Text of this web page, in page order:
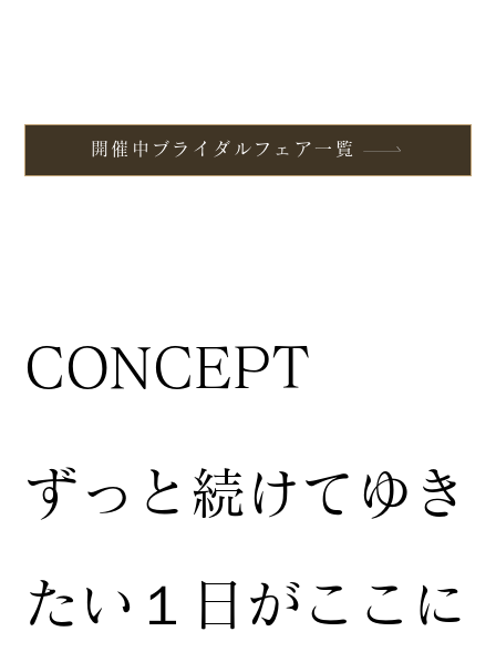
開催中ブライダルフェア一覧
CONCEPT
ずっと続けてゆき
たい１日がここに